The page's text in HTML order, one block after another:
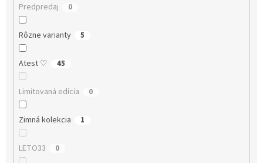
Predpredaj 0
Rôzne varianty 5
Atest ♡ 45
Limitovaná edícia 0
Zimná kolekcia 1
LETO33 0